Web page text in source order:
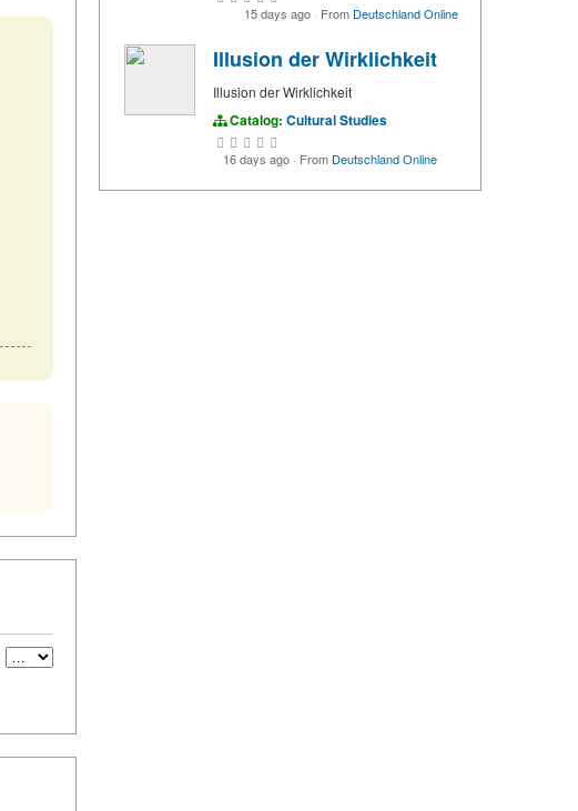
15 days ago · From Deutschland Online
Illusion der Wirklichkeit
Illusion der Wirklichkeit
Catalog: Cultural Studies
16 days ago · From Deutschland Online